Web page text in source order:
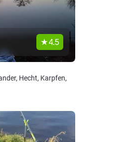
4.5
Hecht, Karpfen,